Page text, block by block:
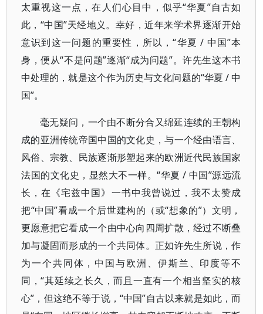
太重视这一点，在人们心目中，似乎“华夏”自古如
此，“中国”天经地义。幸好，近年来学术界逐渐开始
意识到这一问题的重要性，所以，“华夏 / 中国”本
身，便从“不是问题”逐渐“成为问题”。许先生这本书
中处理的，就是这个作为历史与文化问题的“华夏 / 中
国”。
毫无疑问，一个由不断分合又绵延连续的王朝构
成的亚洲传统帝国中国的文化史，与一个经由语言、
风俗、宗教、民族逐渐形塑起来的欧洲近代民族国家
法国的文化史，显然大不一样。“华夏 / 中国”源远流
长，在《宅兹中国》一书中我曾说过，我不太赞成
把“中国”看成一个后世建构的（或“想象的”）文明，
更愿意把它看成一个由中心向四周扩散，经过不断叠
加与凝固而形成的一个共同体。正如许先生所说，作
为一个共同体，中国与欧洲、伊斯兰、印度等不
同，“其延续之长久，而且一直有一个相当坚实的核
心”，但这绝不等于说，“中国”自古以来就是如此，而